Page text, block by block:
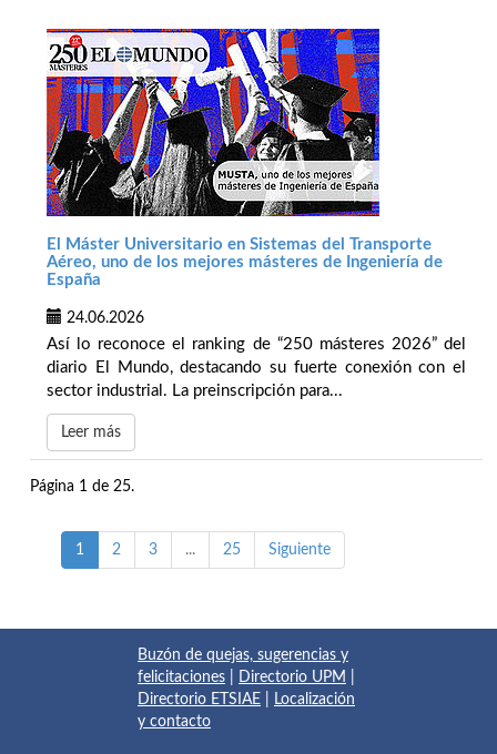
El Máster Universitario en Sistemas del Transporte
Aéreo, uno de los mejores másteres de Ingeniería de
España
24.06.2026
Así lo reconoce el ranking de “250 másteres 2026” del
diario El Mundo, destacando su fuerte conexión con el
sector industrial. La preinscripción para...
Leer más
Página 1 de 25.
1 2 3 ... 25 Siguiente
Buzón de quejas, sugerencias y
felicitaciones
Directorio UPM
Directorio ETSIAE
Localización
y contacto